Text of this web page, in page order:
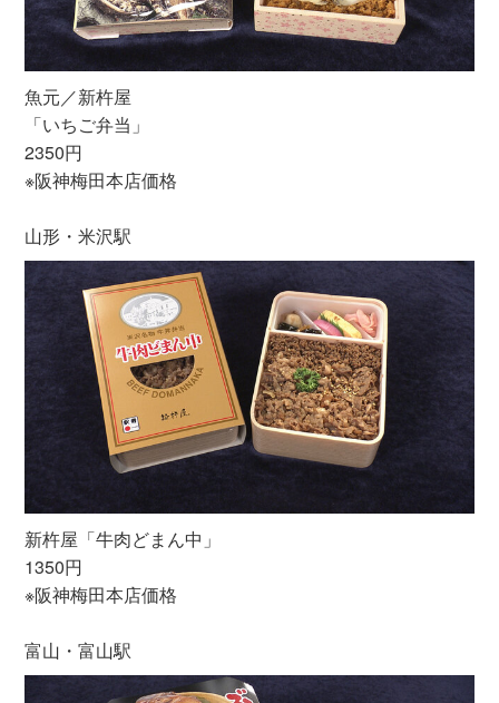
魚元／新杵屋
「いちご弁当」
2350円
※阪神梅田本店価格
山形・米沢駅
新杵屋「牛肉どまん中」
1350円
※阪神梅田本店価格
富山・富山駅